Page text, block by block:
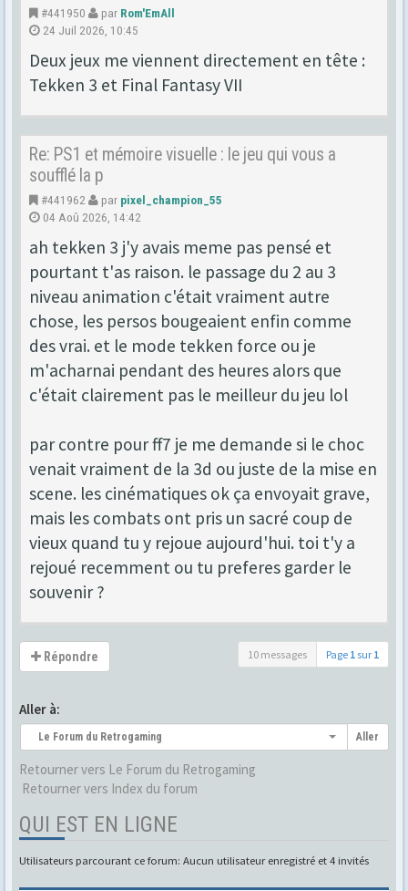
#441950 par Rom'EmAll
24 Juil 2026, 10:45
Deux jeux me viennent directement en tête :
Tekken 3 et Final Fantasy VII
Re: PS1 et mémoire visuelle : le jeu qui vous a
soufflé la p
#441962 par pixel_champion_55
04 Aoû 2026, 14:42
ah tekken 3 j'y avais meme pas pensé et
pourtant t'as raison. le passage du 2 au 3
niveau animation c'était vraiment autre
chose, les persos bougeaient enfin comme
des vrai. et le mode tekken force ou je
m'acharnai pendant des heures alors que
c'était clairement pas le meilleur du jeu lol
par contre pour ff7 je me demande si le choc
venait vraiment de la 3d ou juste de la mise en
scene. les cinématiques ok ça envoyait grave,
mais les combats ont pris un sacré coup de
vieux quand tu y rejoue aujourd'hui. toi t'y a
rejoué recemment ou tu preferes garder le
souvenir ?
Répondre 10 messages Page 1 sur 1
Aller à:
Le Forum du Retrogaming Aller
Retourner vers Le Forum du Retrogaming
Retourner vers Index du forum
QUI EST EN LIGNE
Utilisateurs parcourant ce forum: Aucun utilisateur enregistré et 4 invités